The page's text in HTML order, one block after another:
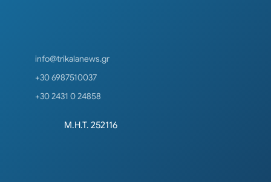
info@trikalanews.gr
+30 6987510037
+30 2431 0 24858
Μ.Η.Τ. 252116